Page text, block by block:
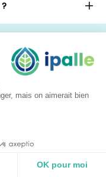
la plateforme
Autonome
Système
vous une
?